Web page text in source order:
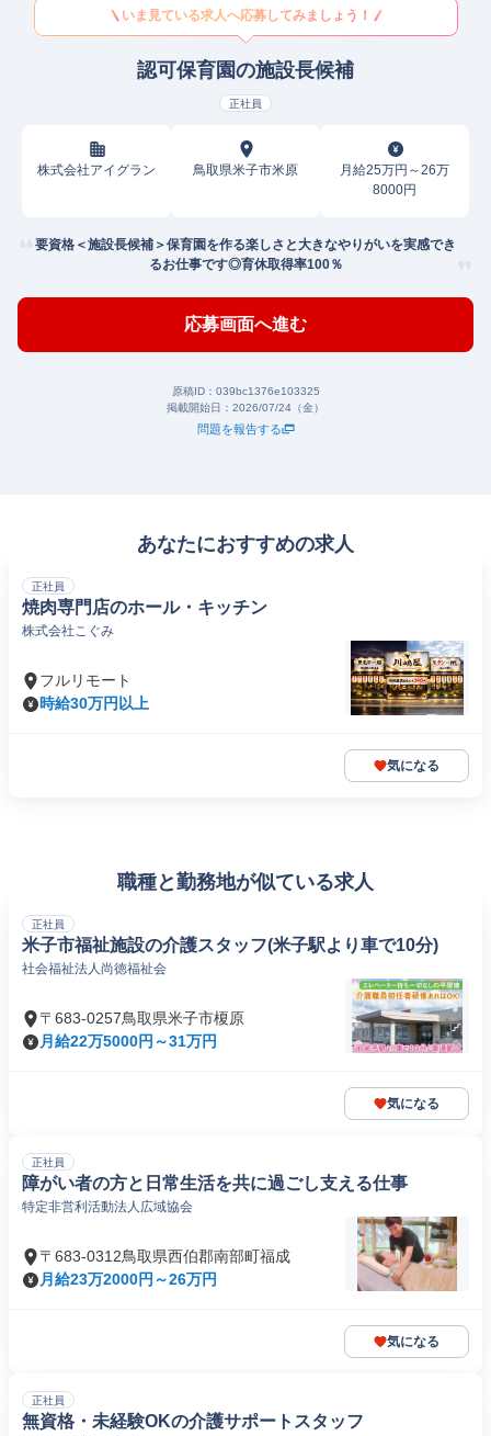
いま見ている求人へ応募してみましょう！
認可保育園の施設長候補
正社員
株式会社アイグラン 鳥取県米子市米原
月給25万円～26万
8000円
要資格＜施設長候補＞保育園を作る楽しさと大きなやりがいを実感でき
るお仕事です◎育休取得率100％
応募画面へ進む
原稿ID： 039bc1376e103325
掲載開始日： 2026/07/24（金）
問題を報告する
あなたにおすすめの求人
正社員
焼肉専門店のホール・キッチン
株式会社こぐみ
フルリモート
時給30万円以上
気になる
職種と勤務地が似ている求人
正社員
米子市福祉施設の介護スタッフ(米子駅より車で10分)
社会福祉法人尚徳福祉会
〒683-0257鳥取県米子市榎原
月給22万5000円～31万円
気になる
正社員
障がい者の方と日常生活を共に過ごし支える仕事
特定非営利活動法人広域協会
〒683-0312鳥取県西伯郡南部町福成
月給23万2000円～26万円
気になる
正社員
無資格・未経験OKの介護サポートスタッフ